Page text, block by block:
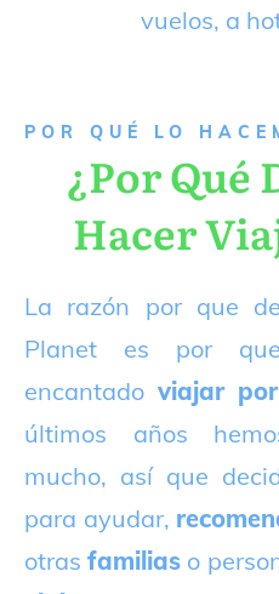
vuelos, a
P OR QUÉ LO
¿Por Qué
Hacer
La razón por que
Planet es por
encantado viajar
últimos años
mucho, así que
para ayudar,
otrasfamilias o